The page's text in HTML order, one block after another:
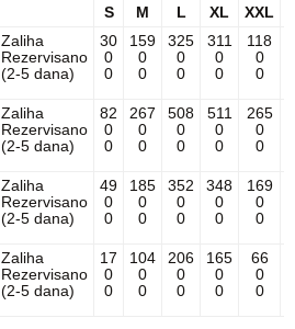
S M L XL XXL
Zaliha
Rezervisano
(2-5 dana)
30
0
0
159
0
0
325
0
0
311
0
0
118
0
0
Zaliha
Rezervisano
(2-5 dana)
82
0
0
267
0
0
508
0
0
511
0
0
265
0
0
Zaliha
Rezervisano
(2-5 dana)
49
0
0
185
0
0
352
0
0
348
0
0
169
0
0
Zaliha
Rezervisano
(2-5 dana)
17
0
0
104
0
0
206
0
0
165
0
0
66
0
0